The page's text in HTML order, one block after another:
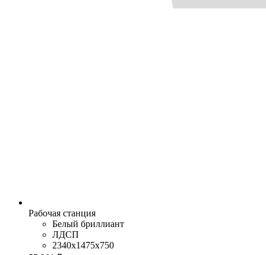
Рабочая станция
Белый бриллиант
ЛДСП
2340x1475x750